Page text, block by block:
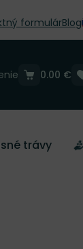
formulárBlog
0.00 €
trávy